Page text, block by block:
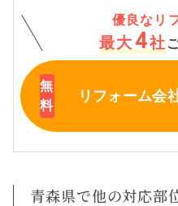
優良なリ
最大 4社
リフォーム会
青森県で他の対応部